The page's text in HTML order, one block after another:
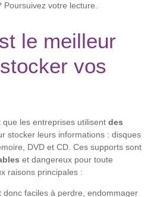
votre lecture.
le meilleur
vos
que les entreprises utilisentdes
stocker leurs informations : disques
DVD et CD. Ces supports sont
et dangereux pour toute
raisons principales :
donc faciles à perdre, endommager